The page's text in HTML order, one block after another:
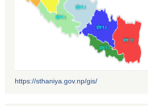
https://sthaniya.gov.np/gis/